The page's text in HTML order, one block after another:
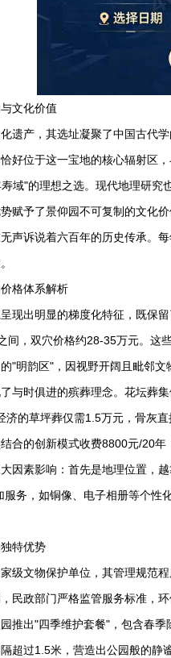
文化价值
遗产，其选址凝聚了中国古代
恰好位于这一宝地的核心辐射区
域"的理想之选。现代地理研究
赋予了景仰园不可复制的文化
声诉说着六百年的历史传承。
格体系解析
现出明显的梯度化特征，既保
间，双穴价格约28-35万元。这
"明韵区"，因视野开阔且毗邻文
与时俱进的殡葬理念。花坛葬
济的草坪葬仅需1.5万元，骨灰
合的创新模式收费8800元/20年
因素影响：首先是地理位置，
务，如铜像、电子相册等个性
特优势
级文物保护单位，其管理规范
民政部门严格监管服务标准，
推出"四季维护套餐"，包含春
超过1.5米，营造出公园般的